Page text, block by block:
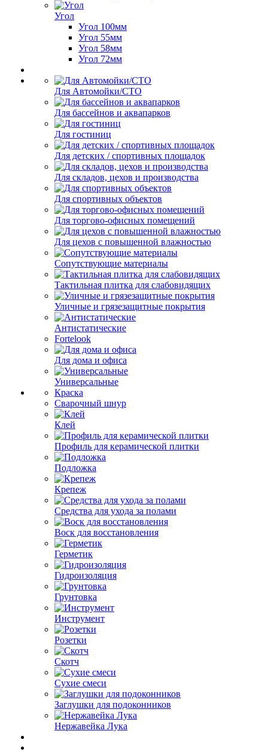
Угол
Угол 100мм
Угол 55мм
Угол 58мм
Угол 72мм
Для Автомойки/СТО
Для бассейнов и аквапарков
Для гостиниц
Для детских / спортивных площадок
Для складов, цехов и производства
Для спортивных объектов
Для торгово-офисных помещений
Для цехов с повышенной влажностью
Сопутствующие материалы
Тактильная плитка для слабовидящих
Уличные и грязезащитные покрытия
Антистатические
Fortelook
Для дома и офиса
Универсальные
Краска
Сварочный шнур
Клей
Профиль для керамической плитки
Подложка
Крепеж
Средства для ухода за полами
Воск для восстановления
Герметик
Гидроизоляция
Грунтовка
Инструмент
Розетки
Скотч
Сухие смеси
Заглушки для подоконников
Нержавейка Лука